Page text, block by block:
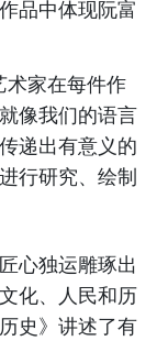
品中体现阮富
术家在每件作
像我们的语言
递出有意义的
行研究、绘制
心独运雕琢出
化、人民和历
史》讲述了有